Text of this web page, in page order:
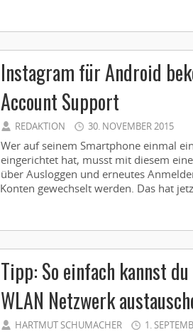
Instagram für Android
Account Support
REDAKTION 30. NOVEMBER 2015
Wer auf seinem Smartphone einmal
eingerichtet hat, musst mit diesem
über Ausloggen und erneutes
Konten gewechselt werden. Das hat
Tipp: So einfach kannst
WLAN Netzwerk
HARTMUT SCHUMACHER 1.